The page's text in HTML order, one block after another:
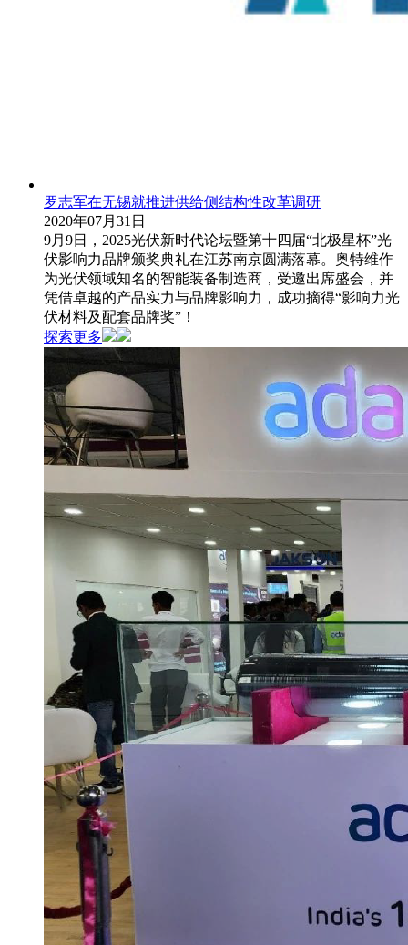
罗志军在无锡就推进供给侧结构性改革调研
2020年07月31日
9月9日，2025光伏新时代论坛暨第十四届“北极星杯”光
伏影响力品牌颁奖典礼在江苏南京圆满落幕。奥特维作
为光伏领域知名的智能装备制造商，受邀出席盛会，并
凭借卓越的产品实力与品牌影响力，成功摘得“影响力光
伏材料及配套品牌奖”！
探索更多